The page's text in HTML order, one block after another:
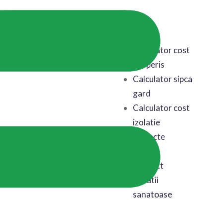
Calculator cost
acoperis
Calculator sipca
gard
Calculator cost
izolatie
Proiecte
Contact
Izolatii
sanatoase